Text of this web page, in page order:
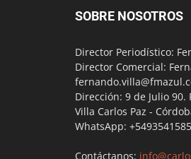
SOBRE NOSOTROS
Director Periodístico:
Director Comercial:
Dirección: 9 de Julio 90.
Villa Carlos Paz -
WhatsApp:
Contáctanos: